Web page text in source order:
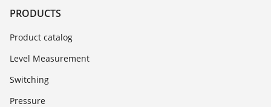
PRODUCTS
Product catalog
Level Measurement
Switching
Pressure